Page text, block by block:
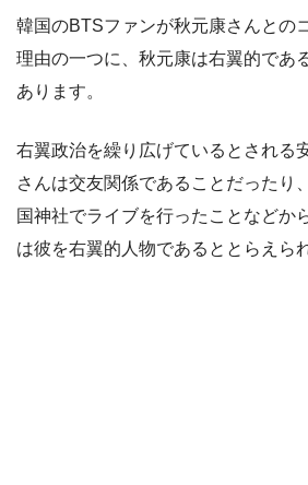
韓国のBTSファンが秋元康さんとの
理由の一つに、秋元康は右翼的であ
あります。
右翼政治を繰り広げているとされる
さんは交友関係であることだったり
国神社でライブを行ったことなどか
は彼を右翼的人物であるととらえら